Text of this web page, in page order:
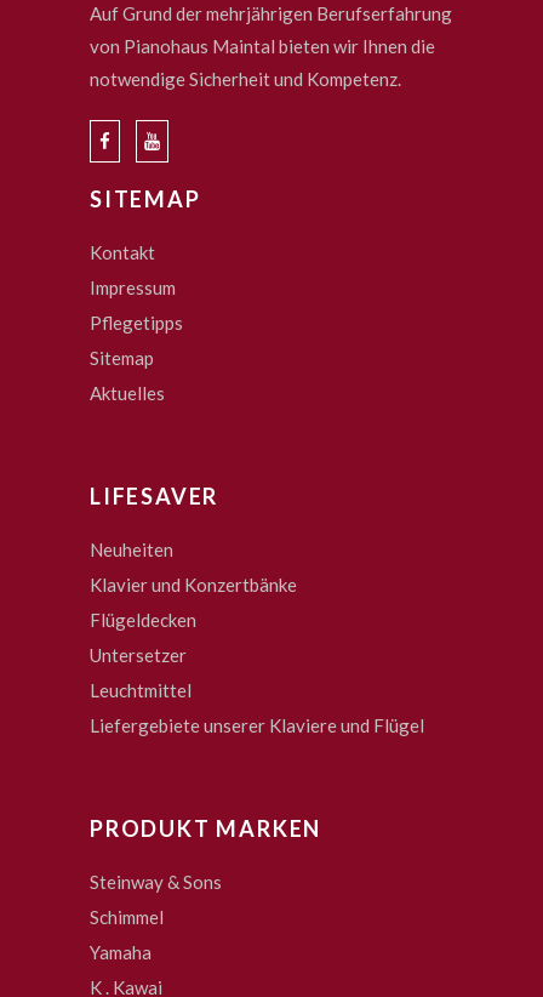
Auf Grund der mehrjährigen Berufserfahrung
von Pianohaus Maintal bieten wir Ihnen die
notwendige Sicherheit und Kompetenz.
SITEMAP
Kontakt
Impressum
Pflegetipps
Sitemap
Aktuelles
LIFESAVER
Neuheiten
Klavier und Konzertbänke
Flügeldecken
Untersetzer
Leuchtmittel
Liefergebiete unserer Klaviere und Flügel
PRODUKT MARKEN
Steinway & Sons
Schimmel
Yamaha
K . Kawai